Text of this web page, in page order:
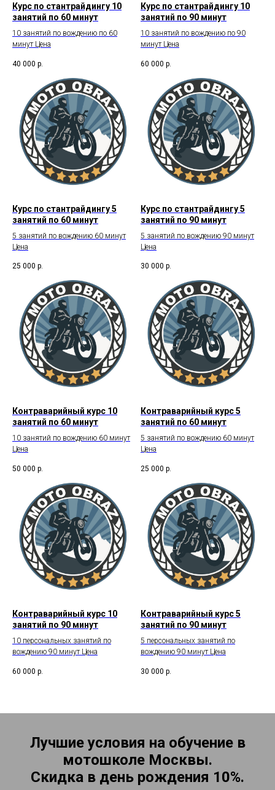
Курс по стантрайдингу 10
занятий по 60 минут
10 занятий по вождению по 60
минут Цена
40 000 р.
Курс по стантрайдингу 10
занятий по 90 минут
10 занятий по вождению по 90
минут Цена
60 000 р.
Курс по стантрайдингу 5
занятий по 60 минут
5 занятий по вождению 60 минут
Цена
25 000 р.
Курс по стантрайдингу 5
занятий по 90 минут
5 занятий по вождению 90 минут
Цена
30 000 р.
Контраварийный курс 10
занятий по 60 минут
10 занятий по вождению 60 минут
Цена
50 000 р.
Контраварийный курс 5
занятий по 60 минут
5 занятий по вождению 60 минут
Цена
25 000 р.
Контраварийный курс 10
занятий по 90 минут
10 персональных занятий по
вождению 90 минут Цена
60 000 р.
Контраварийный курс 5
занятий по 90 минут
5 персональных занятий по
вождению 90 минут Цена
30 000 р.
Лучшие условия на обучение в
мотошколе Москвы.
Скидка в день рождения 10%.